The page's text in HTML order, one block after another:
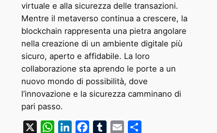
virtuale e alla sicurezza delle transazioni.
Mentre il metaverso continua a crescere, la
blockchain rappresenta una pietra angolare
nella creazione di un ambiente digitale più
sicuro, aperto e affidabile. La loro
collaborazione sta aprendo le porte a un
nuovo mondo di possibilità, dove
l’innovazione e la sicurezza camminano di
pari passo.
WhatsAppLinkedInFacebookTumblrEmail